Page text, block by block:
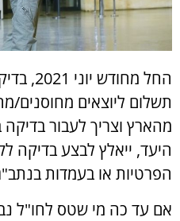
החל
תשלום ליוצאים מחוסנים/
מהארץ וצריך לעבור
היעד, ייאלץ לבצע בדיקה
הפרטיות או בעמדות
אם עד כה מי שטס לחו"ל